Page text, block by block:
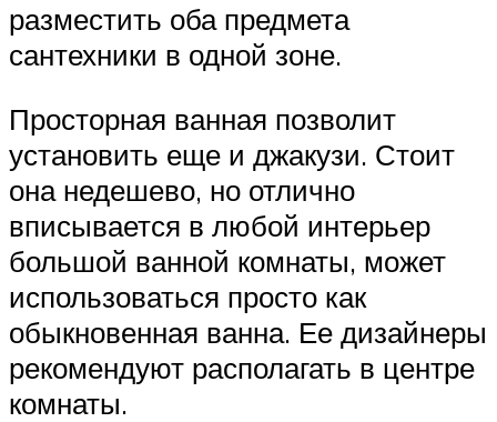
разместить оба предмета
сантехники в одной зоне.
Просторная ванная позволит
установить еще и джакузи. Стоит
она недешево, но отлично
вписывается в любой интерьер
большой ванной комнаты, может
использоваться просто как
обыкновенная ванна. Ее дизайнеры
рекомендуют располагать в центре
комнаты.